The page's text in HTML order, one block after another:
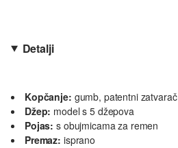
Detalji
Kopčanje: gumb, patentni zatvarač
Džep: model s 5 džepova
Pojas: s obujmicama za remen
Premaz: isprano